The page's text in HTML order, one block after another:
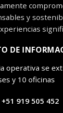
y
DE
operativa se
y 10 oficinas
+51 919 505 452